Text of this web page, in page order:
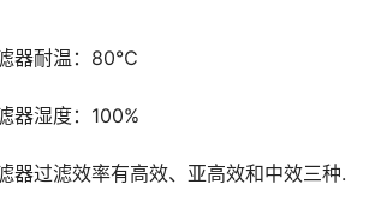
器耐温：80℃
器湿度：100%
器过滤效率有高效、亚高效和中效三种.